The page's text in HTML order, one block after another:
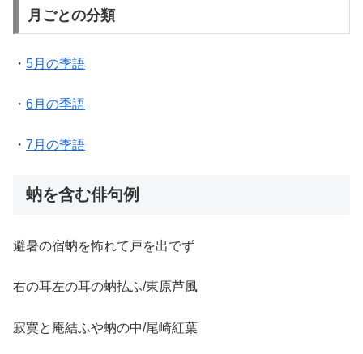
月ごとの分類
・ 5月の季語
・ 6月の季語
・ 7月の季語
蚋を含む俳句例
避暑の宿蚋を怖れて戸を出でず
右の耳左の耳の蚋払ふ/東原芦風
寂寞と庵結ふや蚋の中/尾崎紅葉